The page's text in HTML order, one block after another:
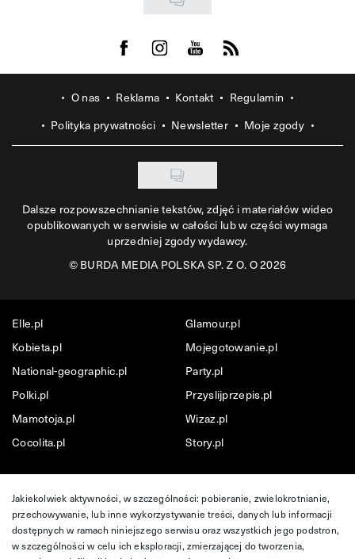
Visit us on Facebook
Visit us on Instagram
Visit us on Youtube
Visit us on Rss
O nas Reklama Kontakt
Regulamin
Polityka prywatności
Newsletter Moje zgody
Dalsze rozpowszechnianie tekstów, zdjęć i materiałów wideo
opublikowanych w serwisie w całości lub w części wymaga
uprzedniej zgody wydawcy.
©BURDA MEDIA POLSKA SP. Z O. O 2026
Elle.pl
Glamour.pl
Kobieta.pl
Mojegotowanie.pl
National-geographic.pl
Party.pl
Polki.pl
Przyslijprzepis.pl
Mamotoja.pl
Wizaz.pl
Cocolita.pl
Story.pl
Jakiekolwiek aktywności, w szczególności: pobieranie, zwielokrotnianie,
przechowywanie, lub inne wykorzystywanie treści, danych lub informacji
dostępnych w ramach niniejszego serwisu oraz wszystkich jego podstron,
w szczególności w celu ich eksploracji, zmierzającej do tworzenia,